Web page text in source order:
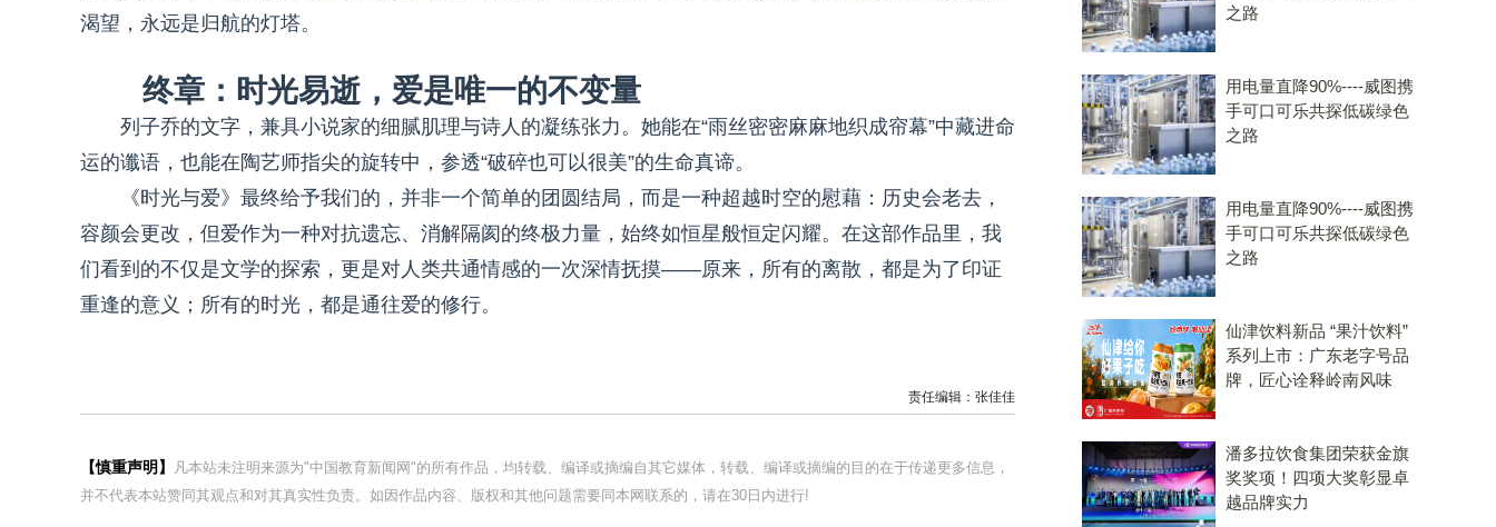
渴望，永远是归航的灯塔。
终章：时光易逝，爱是唯一的不变量
列子乔的文字，兼具小说家的细腻肌理与诗人的凝练张力。她能在“雨丝密密麻麻地织成帘幕”中藏进命
运的谶语，也能在陶艺师指尖的旋转中，参透“破碎也可以很美”的生命真谛。
《时光与爱》最终给予我们的，并非一个简单的团圆结局，而是一种超越时空的慰藉：历史会老去，
容颜会更改，但爱作为一种对抗遗忘、消解隔阂的终极力量，始终如恒星般恒定闪耀。在这部作品里，我
们看到的不仅是文学的探索，更是对人类共通情感的一次深情抚摸——原来，所有的离散，都是为了印证
重逢的意义；所有的时光，都是通往爱的修行。
责任编辑：张佳佳
【慎重声明】
凡本站未注明来源为"中国教育新闻网"的所有作品，均转载、编译或摘编自其它媒体，转载、编译或摘编的目的在于传递更多信息，
并不代表本站赞同其观点和对其真实性负责。如因作品内容、版权和其他问题需要同本网联系的，请在30日内进行!
之路
用电量直降90%----威图携
手可口可乐共探低碳绿色
之路
用电量直降90%----威图携
手可口可乐共探低碳绿色
之路
仙津饮料新品 “果汁饮料”
系列上市：广东老字号品
牌，匠心诠释岭南风味
潘多拉饮食集团荣获金旗
奖奖项！四项大奖彰显卓
越品牌实力